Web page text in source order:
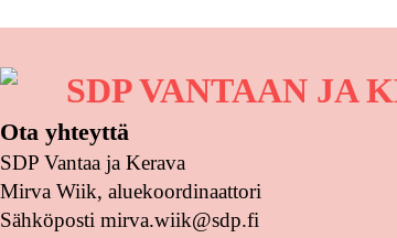
SDP VANTAAN JA
Ota yhteyttä
SDP Vantaa ja Kerava
Mirva Wiik, aluekoordinaattori
Sähköposti mirva.wiik@sdp.fi